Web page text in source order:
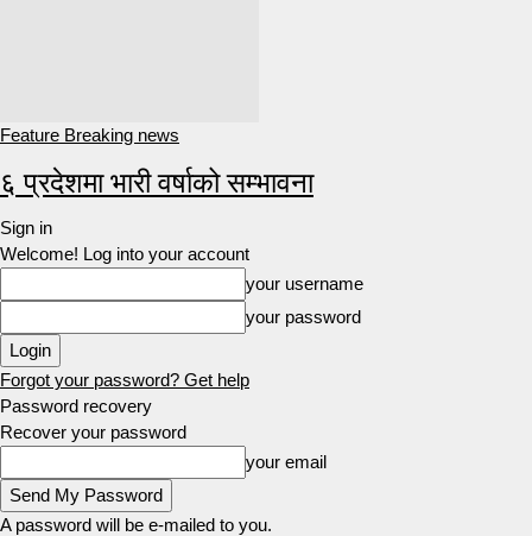
Feature Breaking news
६ प्रदेशमा भारी वर्षाको सम्भावना
Sign in
Welcome! Log into your account
your username
your password
Forgot your password? Get help
Password recovery
Recover your password
your email
A password will be e-mailed to you.